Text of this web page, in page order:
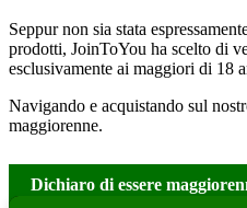
Seppur non sia stata
prodotti, JoinToYou ha scelto di
esclusivamente ai maggiori di 18
Navigando e acquistando sul
maggiorenne.
Dichiaro di essere